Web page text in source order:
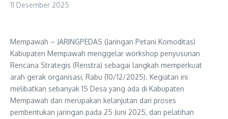
11 Desember 2025
Mempawah – JARINGPEDAS (Jaringan Petani Komoditas)
Kabupaten Mempawah menggelar workshop penyusunan
Rencana Strategis (Renstra) sebagai langkah memperkuat
arah gerak organisasi, Rabu (10/12/2025). Kegiatan ini
melibatkan sebanyak 15 Desa yang ada di Kabupaten
Mempawah dan merupakan kelanjutan dari proses
pembentukan jaringan pada 25 Juni 2025, dan pelatihan